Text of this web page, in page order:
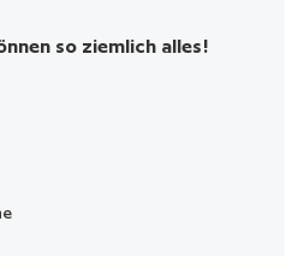
so ziemlich alles!